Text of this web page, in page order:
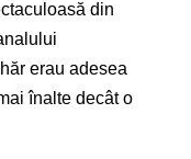
din
erau adesea
înalte decât o